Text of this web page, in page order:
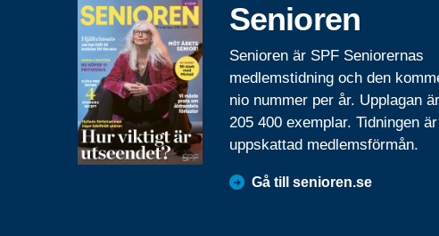
Senioren
Senioren är SPF Seniorernas
medlemstidning och den
nio nummer per år. Upplagan
205 400 exemplar. Tidningen
uppskattad medlemsförmån.
Gå till senioren.se